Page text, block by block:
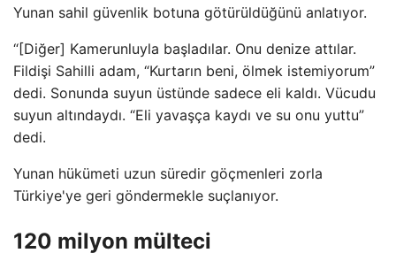
Yunan sahil güvenlik botuna götürüldüğünü anlatıyor.
“[Diğer] Kamerunluyla başladılar. Onu denize attılar.
Fildişi Sahilli adam, “Kurtarın beni, ölmek istemiyorum”
dedi. Sonunda suyun üstünde sadece eli kaldı. Vücudu
suyun altındaydı. “Eli yavaşça kaydı ve su onu yuttu”
dedi.
Yunan hükümeti uzun süredir göçmenleri zorla
Türkiye'ye geri göndermekle suçlanıyor.
120 milyon mülteci